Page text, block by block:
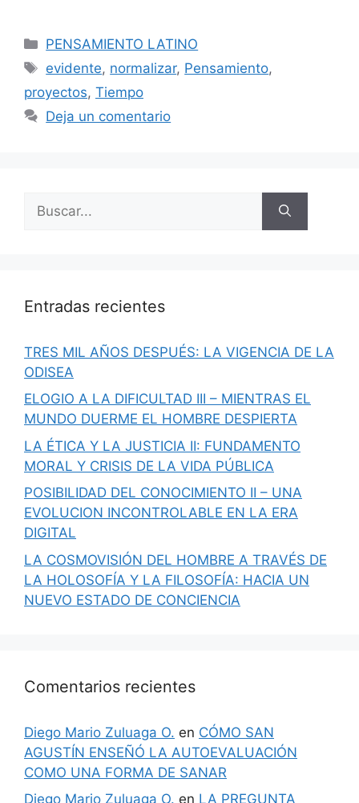
Categorías
PENSAMIENTO LATINO
Etiquetas
evidente, normalizar, Pensamiento,
proyectos, Tiempo
Deja un comentario
Entradas recientes
TRES MIL AÑOS DESPUÉS: LA VIGENCIA DE LA
ODISEA
ELOGIO A LA DIFICULTAD III – MIENTRAS EL
MUNDO DUERME EL HOMBRE DESPIERTA
LA ÉTICA Y LA JUSTICIA II: FUNDAMENTO
MORAL Y CRISIS DE LA VIDA PÚBLICA
POSIBILIDAD DEL CONOCIMIENTO II – UNA
EVOLUCION INCONTROLABLE EN LA ERA
DIGITAL
LA COSMOVISIÓN DEL HOMBRE A TRAVÉS DE
LA HOLOSOFÍA Y LA FILOSOFÍA: HACIA UN
NUEVO ESTADO DE CONCIENCIA
Comentarios recientes
Diego Mario Zuluaga O. en CÓMO SAN
AGUSTÍN ENSEÑÓ LA AUTOEVALUACIÓN
COMO UNA FORMA DE SANAR
Diego Mario Zuluaga O. en LA PREGUNTA